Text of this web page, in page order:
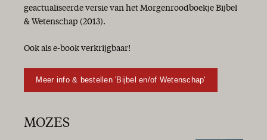
geactualiseerde versie van het Morgenroodboekje Bijbel
& Wetenschap (2013).
Ook als e-book verkrijgbaar!
Meer info & bestellen 'Bijbel en/of Wetenschap'
MOZES